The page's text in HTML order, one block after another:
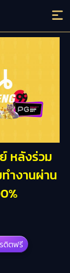
หลังร่วม
ำงานผ่าน
ดิตฟรี